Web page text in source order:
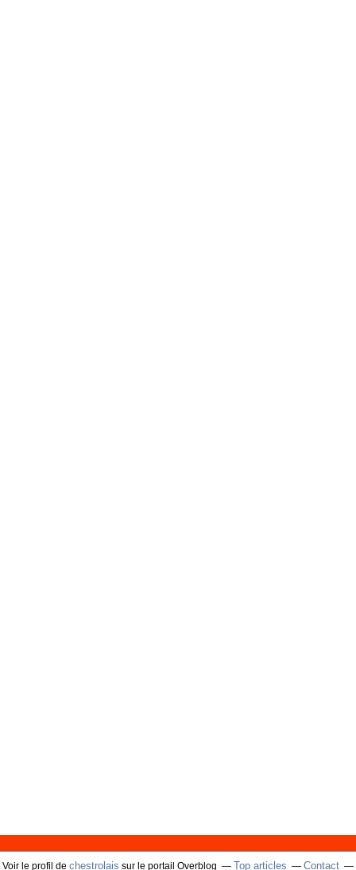
Voir le profil de chestrolais sur le portail Overblog Top articles Contact